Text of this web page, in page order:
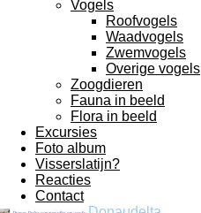
Vogels
Roofvogels
Waadvogels
Zwemvogels
Overige vogels
Zoogdieren
Fauna in beeld
Flora in beeld
Excursies
Foto album
Visserslatijn?
Reacties
Contact